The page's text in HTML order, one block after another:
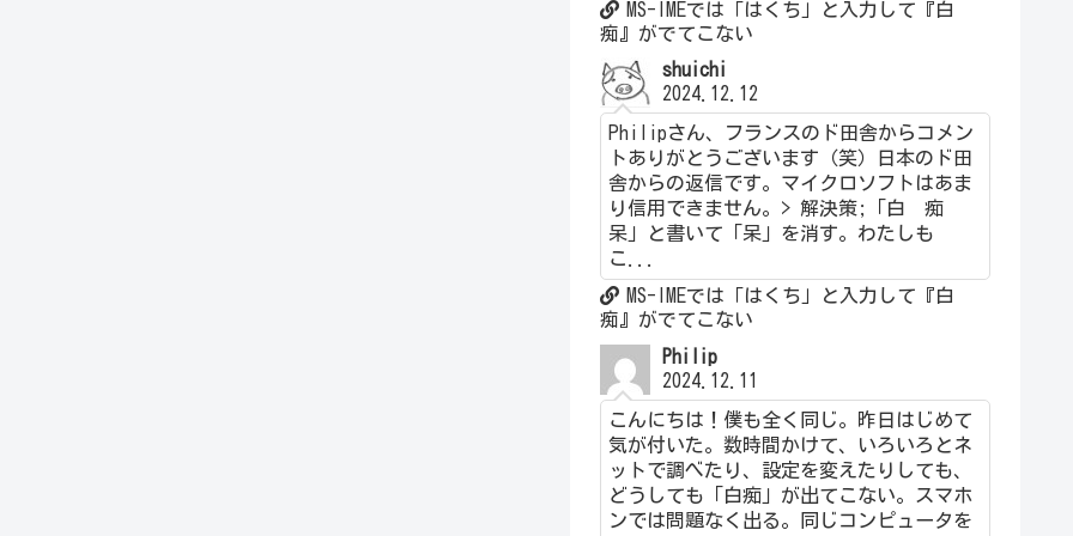
MS-IMEでは「はくち」と入力して『白
痴』がでてこない
shuichi
2024.12.12
Philipさん、フランスのド田舎からコメン
トありがとうございます（笑）日本のド田
舎からの返信です。マイクロソフトはあま
り信用できません。> 解決策;「白 痴
呆」と書いて「呆」を消す。わたしも
こ...
MS-IMEでは「はくち」と入力して『白
痴』がでてこない
Philip
2024.12.11
こんにちは！僕も全く同じ。昨日はじめて
気が付いた。数時間かけて、いろいろとネ
ットで調べたり、設定を変えたりしても、
どうしても「白痴」が出てこない。スマホ
ンでは問題なく出る。同じコンピュータを